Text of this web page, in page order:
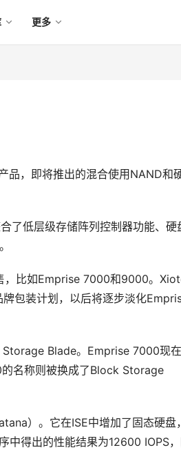
更多
品，即将推出的混合使用NAND和
了低层级存储阵列控制器功能、硬
，比如Emprise 7000和9000。
包装计划，以后将逐步淡化
Storage Blade。Emprise 7000现
名称则被换成了Block Storage
）。它在ISE中增加了固态硬盘
中得出的性能结果为12600 IOPS